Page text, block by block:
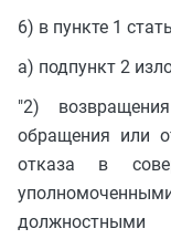
6) в пункте 1
а) подпункт 2
"2)
обращения или
отказа в
должностными